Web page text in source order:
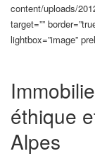
content/uploads/
target=””
lightbox=”image”
éthique
Alpes